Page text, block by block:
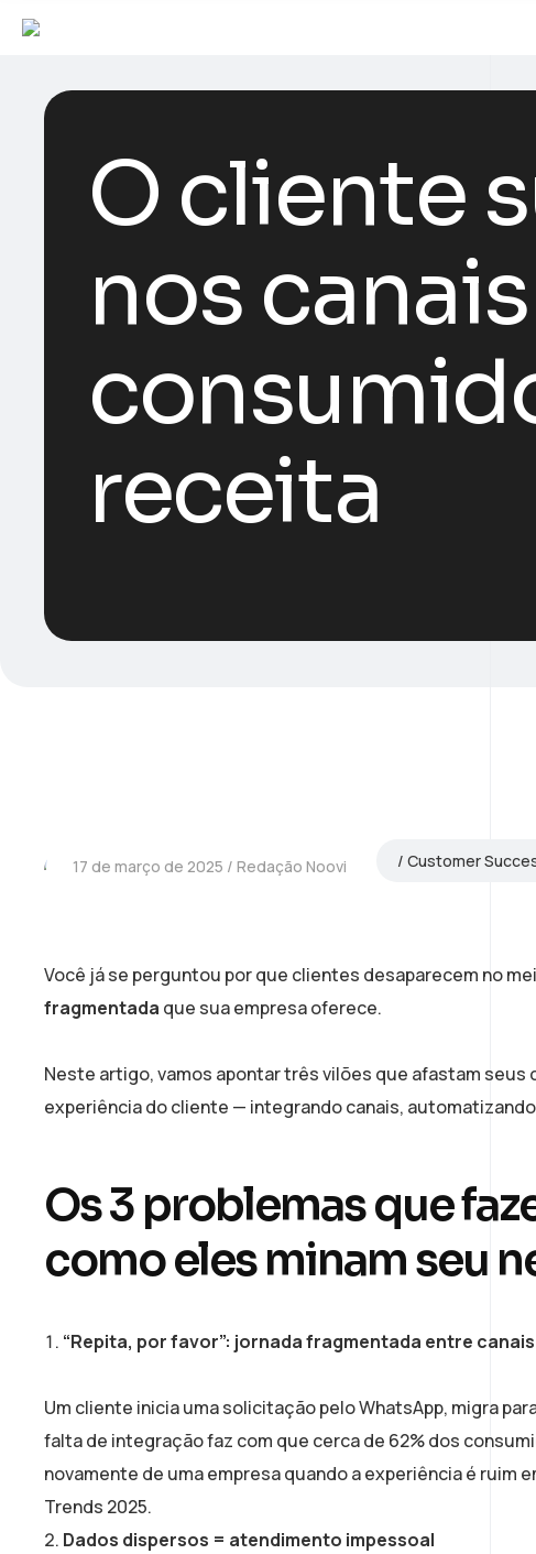
O cliente
nos
receita
17 de março de 2025 Redação Noovi Customer
Você já se perguntou por que clientes desaparecem no
fragmentada que sua empresa oferece.
Neste artigo, vamos apontar três vilões que afastam seus
experiência do cliente — integrando canais,
Os 3 problemas que
como eles minam seu
“Repita, por favor”: jornada fragmentada entre canais
Um cliente inicia uma solicitação pelo WhatsApp, migra
falta de integração faz com que cerca de 62% dos
novamente de uma empresa quando a experiência é
Trends 2025.
Dados dispersos = atendimento impessoal